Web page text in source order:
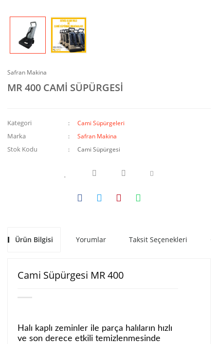
Safran Makina
MR 400 CAMİ SÜPÜRGESİ
Kategori Cami Süpürgeleri
Marka Safran Makina
Stok Kodu Cami Süpürgesi
Ürün Bilgisi Yorumlar Taksit Seçenekleri
Cami Süpürgesi MR 400
Halı kaplı zeminler ile parça halıların hızlı
ve son derece etkili temizlenmesinde